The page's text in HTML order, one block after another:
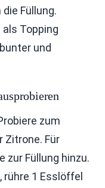
Füllung.
Topping
und
zum
Zitrone. Für
zur Füllung hinzu.
rühre 1 Esslöffel